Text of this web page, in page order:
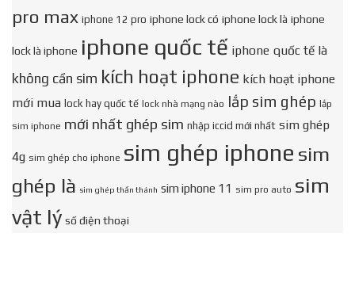
pro max iphone 12 pro iphone lock có iphone lock là iphone
lock là iphone iphone quốc tế iphone quốc tế là
không cần sim kích hoạt iphone kích hoạt iphone
mới mua lock hay quốc tế lock nhà mạng nào lắp sim ghép lắp
sim iphone mới nhất ghép sim nhập iccid mới nhất sim ghép
4g sim ghép cho iphone sim ghép iphone sim
ghép là sim ghép thần thánh sim iphone 11 sim pro auto sim
vật lý số điện thoại